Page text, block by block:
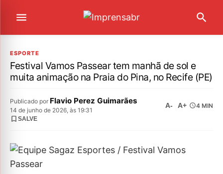
ESPORTE
Festival Vamos Passear tem manhã de sol e
muita animação na Praia do Pina, no Recife (PE)
Publicado por Flavio Perez Guimarães
14 de junho de 2026, às 19:31
A- A+ 4 MIN
SALVE